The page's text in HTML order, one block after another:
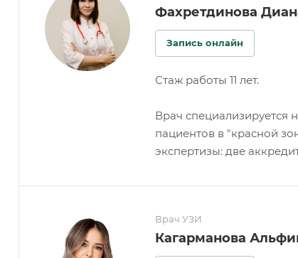
Фахретдинова
Запись онлайн
Стаж работы 11 лет.
Врач специализируется
пациентов в "красной
экспертизы: две
Врач УЗИ
Кагарманова